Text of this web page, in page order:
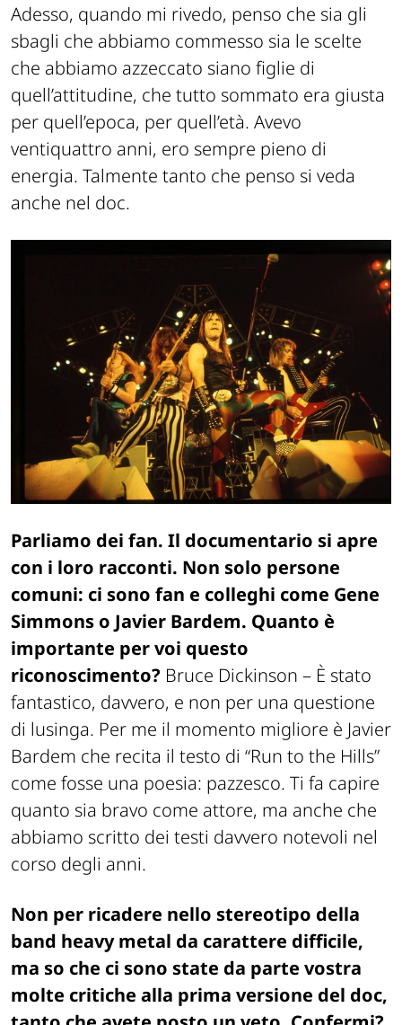
Adesso, quando mi rivedo, penso che sia gli
sbagli che abbiamo commesso sia le scelte
che abbiamo azzeccato siano figlie di
quell’attitudine, che tutto sommato era giusta
per quell’epoca, per quell’età. Avevo
ventiquattro anni, ero sempre pieno di
energia. Talmente tanto che penso si veda
anche nel doc.
Parliamo dei fan. Il documentario si apre
con i loro racconti. Non solo persone
comuni: ci sono fan e colleghi come Gene
Simmons o Javier Bardem. Quanto è
importante per voi questo
riconoscimento? Bruce Dickinson – È stato
fantastico, davvero, e non per una questione
di lusinga. Per me il momento migliore è Javier
Bardem che recita il testo di “Run to the Hills”
come fosse una poesia: pazzesco. Ti fa capire
quanto sia bravo come attore, ma anche che
abbiamo scritto dei testi davvero notevoli nel
corso degli anni.
Non per ricadere nello stereotipo della
band heavy metal da carattere difficile,
ma so che ci sono state da parte vostra
molte critiche alla prima versione del doc,